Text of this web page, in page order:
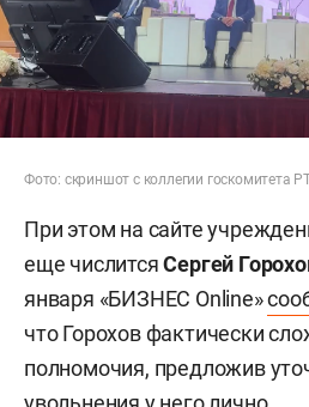
Фото: скриншот с коллегии госкомитета
При этом на сайте
еще числитсяСергей
января «БИЗНЕС Online»
что Горохов фактически
полномочия, предложив